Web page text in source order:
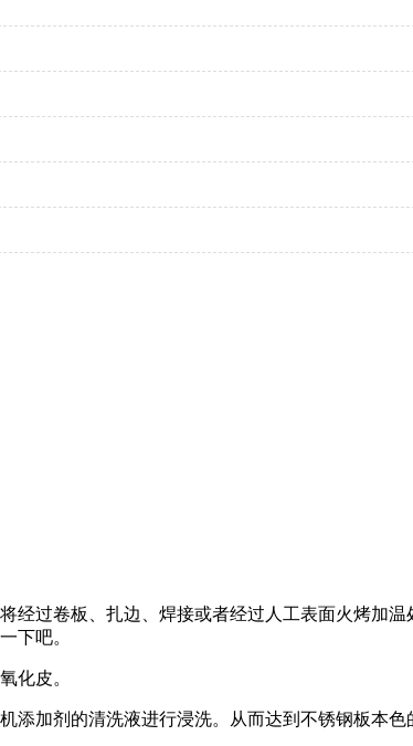
过卷板、扎边、焊接或者经过人工表面火烤加温
下吧。
化皮。
加剂的清洗液进行浸洗。从而达到不锈钢板本色